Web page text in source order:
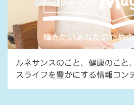
ルネサンスのこと、健康のこと
スライフを豊かにする情報コン